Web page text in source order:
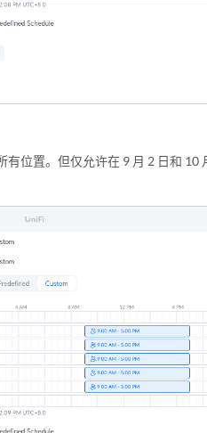
位置。但仅允许在 9 月 2 日和 10